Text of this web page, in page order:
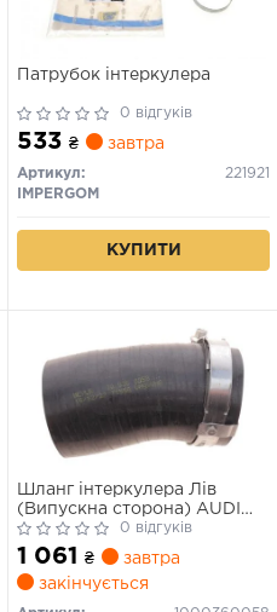
Патрубок інтеркулера
0 відгуків
533 ₴ завтра
Артикул:
221921
IMPERGOM
КУПИТИ
Шланг інтеркулера Лів
(Випускна сторона) AUDI
A3, Q3, TT, SEAT ALHAMBRA,
ALTEA, ALTEA XL, LEON,
SKODA OCTAVIA II, SUPERB
II, YETI, VW BEETLE, CADDY
III, CADDY III/MINIVAN
0 відгуків
1 061 ₴
завтра
закінчується